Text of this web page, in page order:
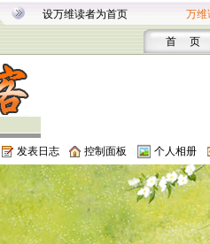
设万维读者为首页 万维
首 页
发表日志 控制面板 个人相册